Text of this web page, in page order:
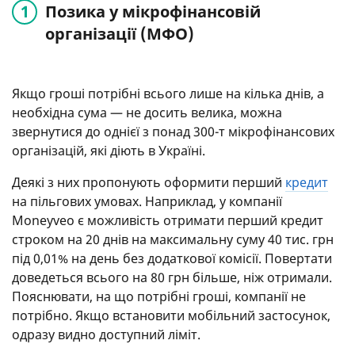
Позика у мікрофінансовій
організації (МФО)
Якщо гроші потрібні всього лише на кілька днів, а
необхідна сума — не досить велика, можна
звернутися до однієї з понад 300-т мікрофінансових
організацій, які діють в Україні.
Деякі з них пропонують оформити перший кредит
на пільгових умовах. Наприклад, у компанії
Moneyveo є можливість отримати перший кредит
строком на 20 днів на максимальну суму 40 тис. грн
під 0,01% на день без додаткової комісії. Повертати
доведеться всього на 80 грн більше, ніж отримали.
Пояснювати, на що потрібні гроші, компанії не
потрібно. Якщо встановити мобільний застосунок,
одразу видно доступний ліміт.